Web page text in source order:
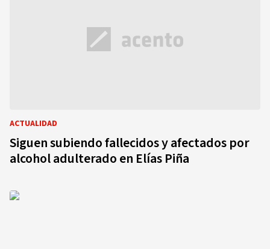
ACTUALIDAD
Siguen subiendo fallecidos y afectados por
alcohol adulterado en Elías Piña